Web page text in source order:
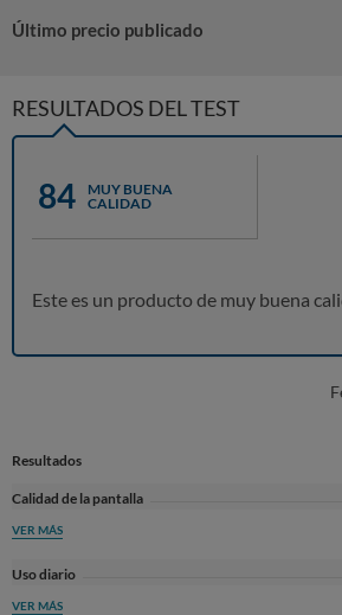
Último precio publicado
RESULTADOS DEL TEST
84
MUY BUENA
CALIDAD
Este es un producto de muy buena
Resultados
Calidad de la pantalla
VER MÁS
Uso diario
VER MÁS